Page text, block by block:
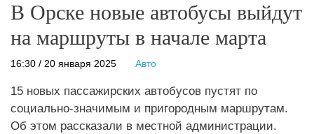
В Орске новые автобусы выйдут
на маршруты в начале марта
16:30 / 20 января 2025 Авто
15 новых пассажирских автобусов пустят по
социально-значимым и пригородным маршрутам.
Об этом рассказали в местной администрации.